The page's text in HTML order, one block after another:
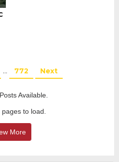
… 772 Next
Available.
to load.
More